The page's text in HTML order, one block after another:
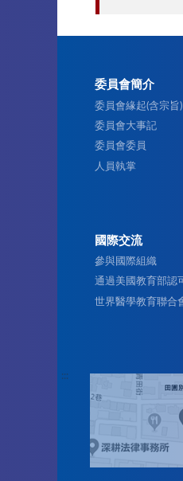
委員會簡介
委員會緣起(含宗旨)
委員會大事記
委員會委員
人員執掌
國際交流
參與國際組織
通過美國教育部認可
世界醫學教育聯合
:::